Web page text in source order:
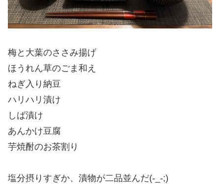
梅と大葉のささみ揚げ
ほうれん草のごま和え
ねぎ入り納豆
ハリハリ漬け
しば漬け
あんかけ豆腐
芋焼酎のお茶割り
塩分摂りすぎか、漬物が二品並んだ(-_-;)